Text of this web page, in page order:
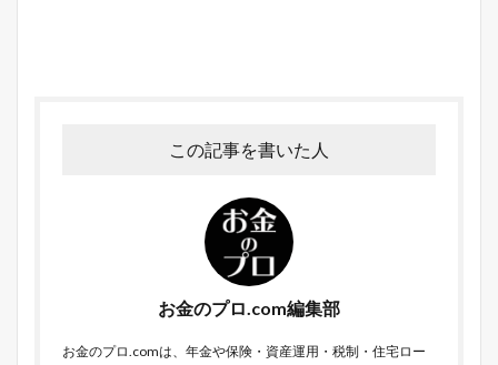
この記事を書いた人
お金のプロ.com編集部
お金のプロ.comは、年金や保険・資産運用・税制・住宅ロー